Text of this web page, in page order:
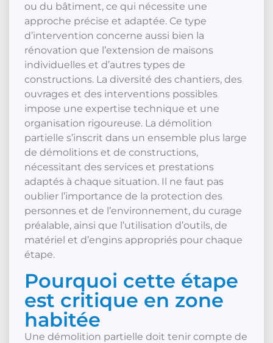
ou du bâtiment, ce qui nécessite une
approche précise et adaptée. Ce type
d’intervention concerne aussi bien la
rénovation que l’extension de maisons
individuelles et d’autres types de
constructions. La diversité des chantiers, des
ouvrages et des interventions possibles
impose une expertise technique et une
organisation rigoureuse. La démolition
partielle s’inscrit dans un ensemble plus large
de démolitions et de constructions,
nécessitant des services et prestations
adaptés à chaque situation. Il ne faut pas
oublier l’importance de la protection des
personnes et de l’environnement, du curage
préalable, ainsi que l’utilisation d’outils, de
matériel et d’engins appropriés pour chaque
étape.
Pourquoi cette étape
est critique en zone
habitée
Une démolition partielle doit tenir compte de